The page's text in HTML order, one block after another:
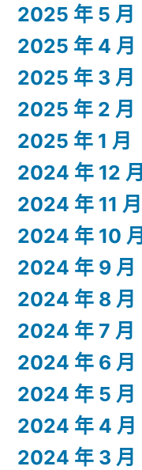
2025 年 5 月
2025 年 4 月
2025 年 3 月
2025 年 2 月
2025 年 1 月
2024 年 12 月
2024 年 11 月
2024 年 10 月
2024 年 9 月
2024 年 8 月
2024 年 7 月
2024 年 6 月
2024 年 5 月
2024 年 4 月
2024 年 3 月